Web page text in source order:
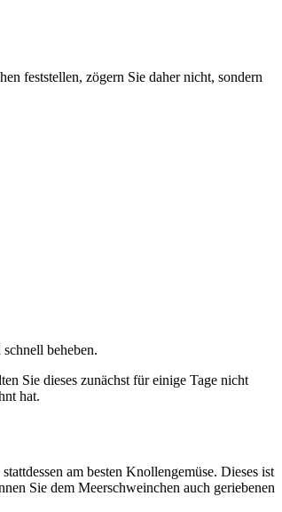
feststellen, zögern Sie daher nicht, sondern
beheben.
Sie dieses zunächst für einige Tage nicht
hat.
am besten Knollengemüse. Dieses ist
Sie dem Meerschweinchen auch geriebenen